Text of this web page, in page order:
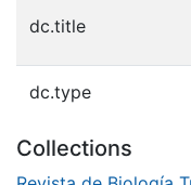
dc.title
dc.type
Collections